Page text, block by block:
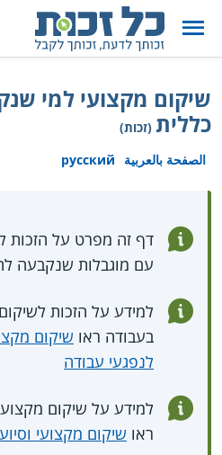
שיקום מקצועי למי
כללית (זכות)
الصفحة بالعربية
русский
דף זה מפרט על הזכות
עם מוגבלות שנקבעה
למידע על הזכות
בעבודה ראו שיקום
לנפגעי עבודה
למידע על שיקום
ראו שיקום מקצועי